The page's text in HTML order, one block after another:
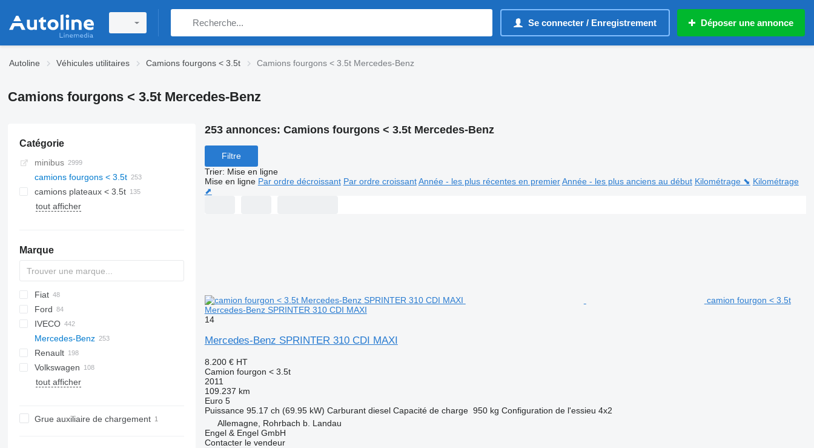
Se connecter / Enregistrement Déposer une annonce
Autoline Véhicules utilitaires Camions fourgons < 3.5t Camions fourgons < 3.5t Mercedes-Benz
Camions fourgons < 3.5t Mercedes-Benz
Catégorie
minibus
camions fourgons < 3.5t
camions plateaux < 3.5t
tout afficher
Marque
Berlingo
Jumper
Jumpy
Hijet
Fiat
Doblo
Ducato
Panda
Ford
E-Transit
E-series
L-series
Ranger
Transit
G-series
HD-series
IVECO
Daily
D-Max
ELF
Forward
TGE
eDeliver
Mercedes-Benz
Actros
Antos
Antos 2536
Citan
Canter
Canter
Atleon
Cabstar
NT
Blitz
Combo
Movano
Boxer
Partner
Porter
Renault
Kangoo
Mascott
Dyna
Land Cruiser
Volkswagen
Caddy
FH
tout afficher
Grue auxiliaire de chargement
253 annonces: Camions fourgons < 3.5t Mercedes-Benz
Filtre
Trier: Mise en ligne
Mise en ligne Par ordre décroissant Par ordre croissant Année - les plus récentes en premier Année - les plus anciens au début Kilométrage ⬊ Kilométrage
⬈
camion fourgon < 3.5t
Mercedes-Benz SPRINTER 310 CDI MAXI
14
Mercedes-Benz SPRINTER 310 CDI MAXI
8.200 € HT
Camion fourgon < 3.5t
2011
109.237 km
Euro 5
Puissance 95.17 ch (69.95 kW) Carburant diesel Capacité de charge 950 kg Configuration de l'essieu 4x2
Allemagne, Rohrbach b. Landau
Engel & Engel GmbH
Contacter le vendeur